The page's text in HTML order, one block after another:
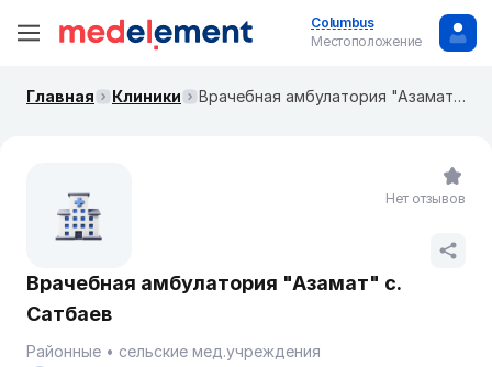
Columbus
Местоположение
Главная Клиники Врачебная амбулатория "Азамат" с. Сатбаев
Врачебная амбулатория "Азамат" с.
Сатбаев
Районные
сельские мед.учреждения
Нет отзывов